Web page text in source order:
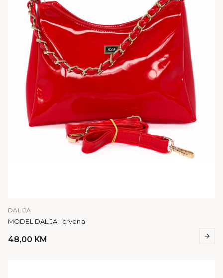
DALIJA
MODEL DALIJA | crvena
48,00 KM